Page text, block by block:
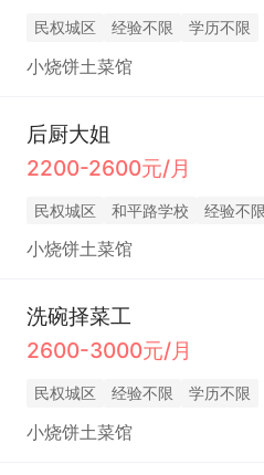
民权城区 经验不限 学历不限
小烧饼土菜馆
后厨大姐
2200-2600元/月
民权城区 和平路学校 经验不限
小烧饼土菜馆
洗碗择菜工
2600-3000元/月
民权城区 经验不限 学历不限
小烧饼土菜馆